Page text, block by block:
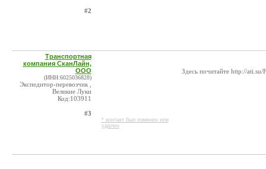
#2
Транспортная
компания СканЛайн,
ООО
(ИНН:6025036828)
Экспедитор-перевозчик ,
Великие Луки
Код:103911
#3
* контакт был изменен или
удален
Здесь почитайте http://